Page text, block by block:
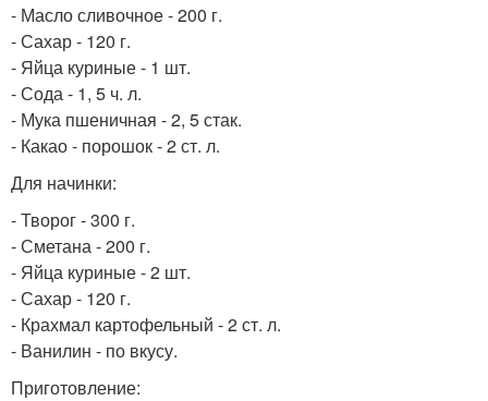
- Масло сливочное - 200 г.
- Сахар - 120 г.
- Яйца куриные - 1 шт.
- Сода - 1, 5 ч. л.
- Мука пшеничная - 2, 5 стак.
- Какао - порошок - 2 ст. л.
Для начинки:
- Творог - 300 г.
- Сметана - 200 г.
- Яйца куриные - 2 шт.
- Сахар - 120 г.
- Крахмал картофельный - 2 ст. л.
- Ванилин - по вкусу.
Приготовление: